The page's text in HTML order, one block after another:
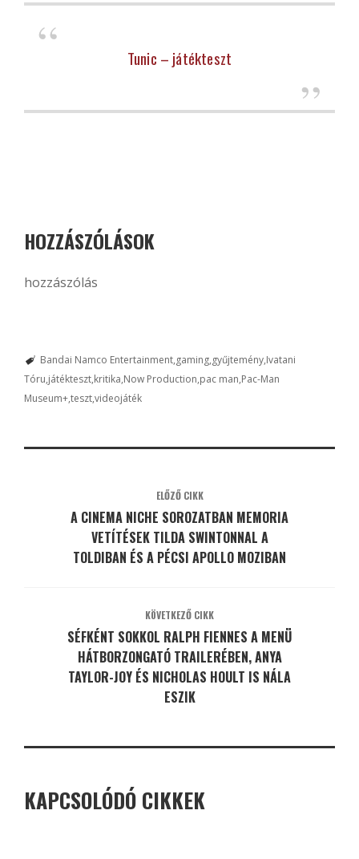
Tunic – játékteszt
HOZZÁSZÓLÁSOK
hozzászólás
Bandai Namco Entertainment gaming gyűjtemény Ivatani
Tóru játékteszt kritika Now Production pac man Pac-Man
Museum+tesztvideojáték
ELŐZŐ CIKK
A CINEMA NICHE SOROZATBAN MEMORIA
VETÍTÉSEK TILDA SWINTONNAL A
TOLDIBAN ÉS A PÉCSI APOLLO MOZIBAN
KÖVETKEZŐ CIKK
SÉFKÉNT SOKKOL RALPH FIENNES A MENÜ
HÁTBORZONGATÓ TRAILERÉBEN, ANYA
TAYLOR-JOY ÉS NICHOLAS HOULT IS NÁLA
ESZIK
KAPCSOLÓDÓ CIKKEK